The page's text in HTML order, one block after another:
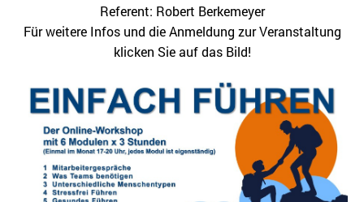
Referent: Robert Berkemeyer
Für weitere Infos und die Anmeldung zur Veranstaltung
klicken Sie auf das Bild!